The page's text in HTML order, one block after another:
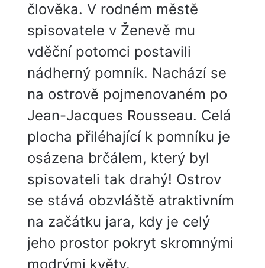
člověka. V rodném městě
spisovatele v Ženevě mu
vděční potomci postavili
nádherný pomník. Nachází se
na ostrově pojmenovaném po
Jean-Jacques Rousseau. Celá
plocha přiléhající k pomníku je
osázena brčálem, který byl
spisovateli tak drahý! Ostrov
se stává obzvláště atraktivním
na začátku jara, kdy je celý
jeho prostor pokryt skromnými
modrými květy.